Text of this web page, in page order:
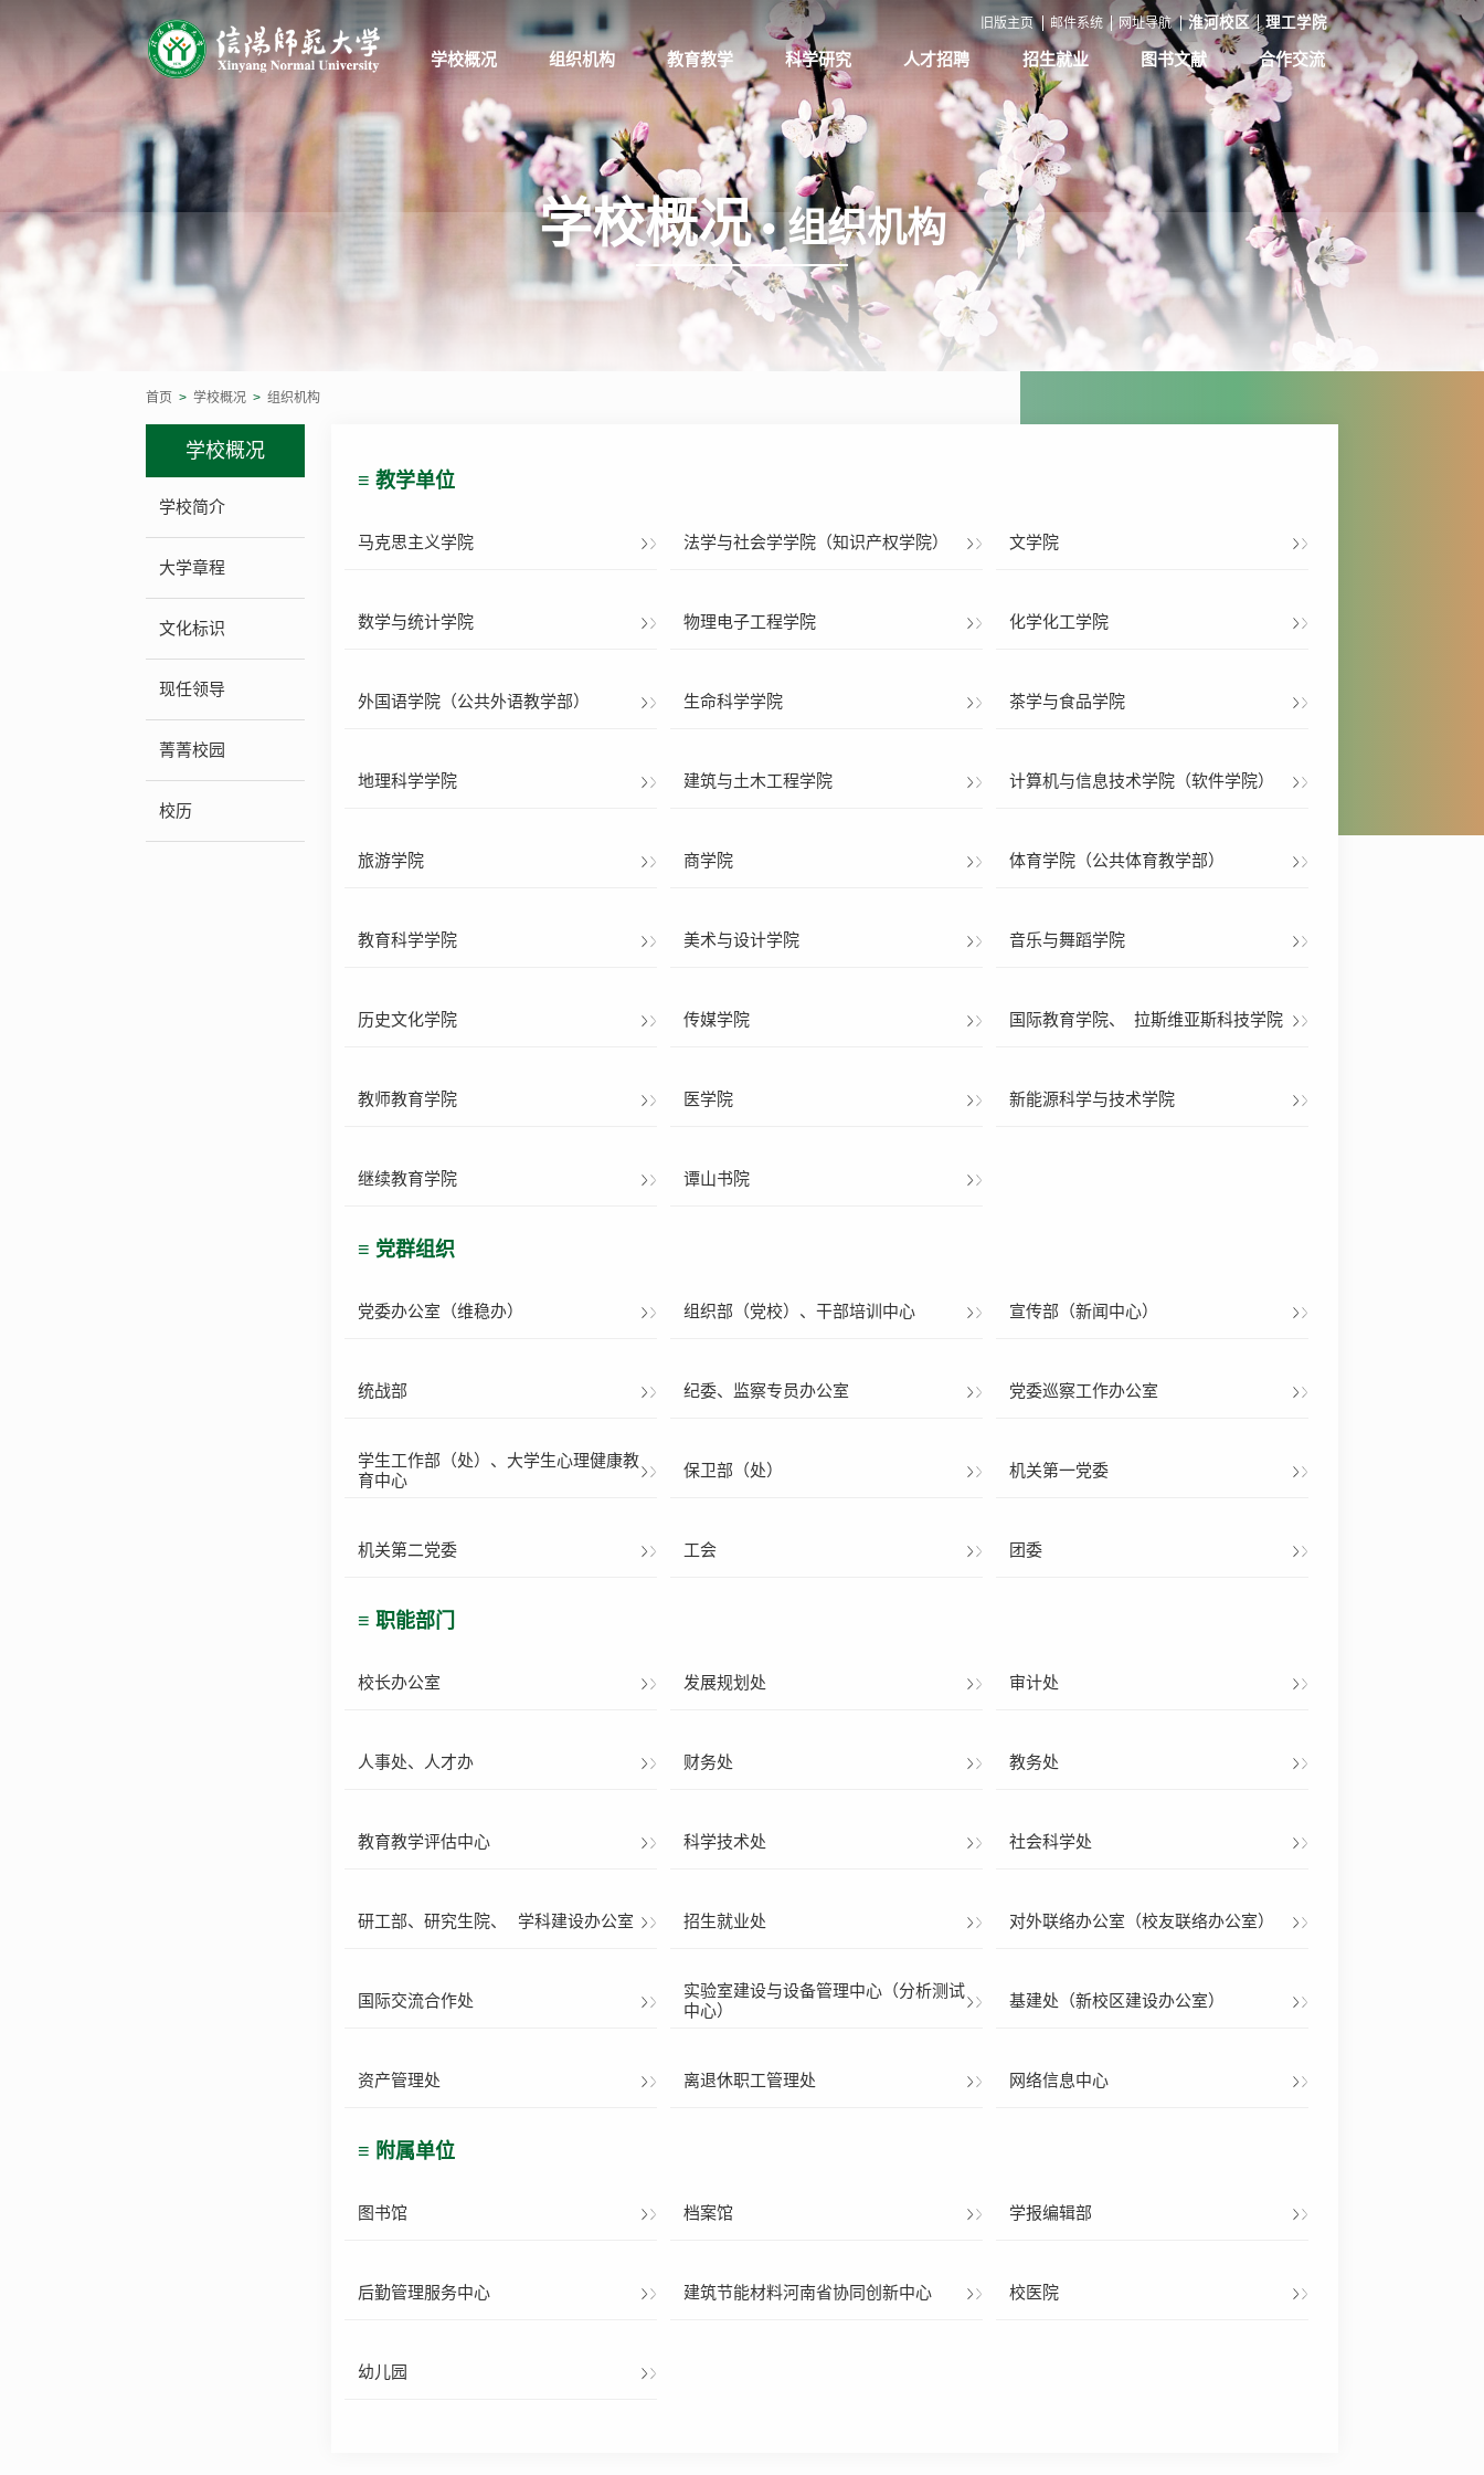
旧版主页 邮件系统 网址导航 淮河校区 理工学院
学校概况
学校简介
大学章程
现任领导
组织机构
教学单位
党群组织
职能部门
附属单位
教育教学
本科生教育
研究生教育
继续教育
网络教学
教师教学发展
教学评估
公共艺术教育
科学研究
科技管理
社科管理
Int J Biomath
人才招聘
招聘公告
南湖学者
外聘教授
招生就业
本专科招生
研究生招生
继续教育招生
就业创业
自学考试
图书文献
图 书 馆
学报编辑
合作交流
国际交流合作
国际教育学院
对外联络
学校概况• 组织机构
首页 > 学校概况 > 组织机构
学校概况
学校简介
大学章程
文化标识
现任领导
菁菁校园
校历
≡ 教学单位
马克思主义学院 法学与社会学学院（知识产权学院） 文学院
数学与统计学院 物理电子工程学院 化学化工学院
外国语学院（公共外语教学部） 生命科学学院 茶学与食品学院
地理科学学院 建筑与土木工程学院 计算机与信息技术学院（软件学院）
旅游学院 商学院 体育学院（公共体育教学部）
教育科学学院 美术与设计学院 音乐与舞蹈学院
历史文化学院 传媒学院 国际教育学院、 拉斯维亚斯科技学院
教师教育学院 医学院 新能源科学与技术学院
继续教育学院 谭山书院
≡ 党群组织
党委办公室（维稳办） 组织部（党校）、干部培训中心 宣传部（新闻中心）
统战部 纪委、监察专员办公室 党委巡察工作办公室
学生工作部（处）、大学生心理健康教
育中心
保卫部（处） 机关第一党委
机关第二党委 工会 团委
≡ 职能部门
校长办公室 发展规划处 审计处
人事处、人才办 财务处 教务处
教育教学评估中心 科学技术处 社会科学处
研工部、研究生院、 学科建设办公室 招生就业处 对外联络办公室（校友联络办公室）
国际交流合作处
实验室建设与设备管理中心（分析测试
中心）
基建处（新校区建设办公室）
资产管理处 离退休职工管理处 网络信息中心
≡ 附属单位
图书馆 档案馆 学报编辑部
后勤管理服务中心 建筑节能材料河南省协同创新中心 校医院
幼儿园